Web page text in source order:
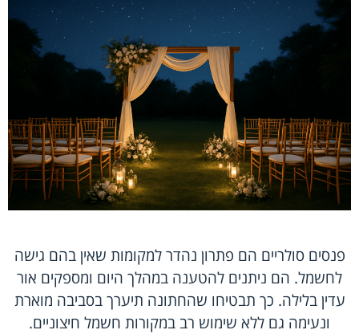
פנסים סולריים הם פתרון נהדר למקומות שאין בהם גישה
לחשמל. הם ניתנים להטענה במהלך היום ומספקים אור
עדין בלילה. כך תבטיחו שהחתונה תיערך בסביבה מוארת
ונעימה גם ללא שימוש רב במקורות חשמל חיצוניים.